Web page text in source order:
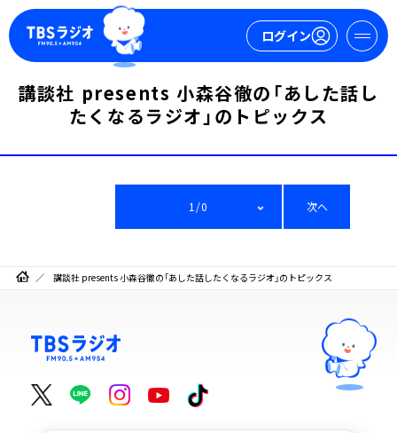
ログイン
マイページ
ログイン 新規会員登録
週間番組表
トピックス
TBS Podcast
お知らせ
講談社 presents 小森谷徹の「あした話し
たくなるラジオ」のトピックス
1/0 次へ
講談社 presents 小森谷徹の「あした話したくなるラジオ」のトピックス